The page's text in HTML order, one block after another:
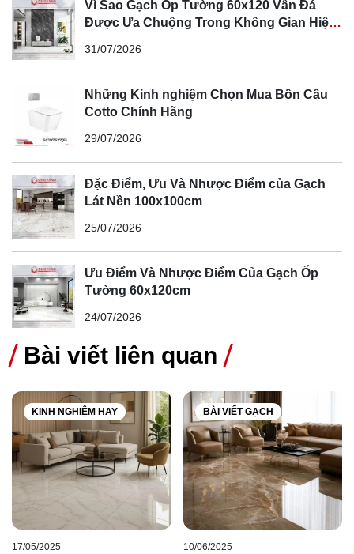
hút lượng lớn khách hàng bởi những ưu điểm mà dòng
gạch Ceramic còn hạn chế.
Chịu lực tốt, bền bỉ vượt trội
Được cấu tạo từ những nguyên vật liệu chất lượng, dòng
gạch có thể chịu lực lên tới 350kg/cm2, tuổi thọ trung
bình có thể lên đến 50 năm sử dụng.
Chống thấm và chịu nhiệt tốt
So với gạch Ceramic, gạch Porcelain có phần vượt trội
hơn về tính cách nhiệt và chống thấm, từ đó mẫu gạch
Vì Sao Gạch Ốp Tường 60x120 Vân Đá
Được Ưa Chuộng Trong Không Gian Hiện
31/07/2026
Những Kinh nghiệm Chọn Mua Bồn Cầu
Cotto Chính Hãng
29/07/2026
Đặc Điểm, Ưu Và Nhược Điểm của Gạch
Lát Nền 100x100cm
25/07/2026
Ưu Điểm Và Nhược Điểm Của Gạch Ốp
Tường 60x120cm
24/07/2026
Bài viết liên quan
KINH NGHIỆM HAY
17/05/2025
BÀI VIẾT GẠCH
10/06/2025